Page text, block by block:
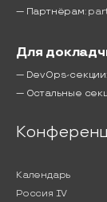
— Партнёрам:
Для
— DevOps-секции:
— Остальные
Календарь
Россия IV